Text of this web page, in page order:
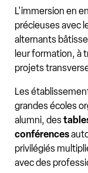
L'immersion en
précieuses avec
alternants
leur formation, à
projets
Les
grandes écoles
alumni, des
conférences
privilégiés
avec des